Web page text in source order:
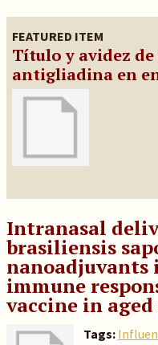
FEATURED ITEM
Título y avidez
antigliadina en
Intranasal
brasiliensis
nanoadjuvants
immune
vaccine in
Tags: